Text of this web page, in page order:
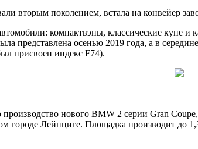
вторым поколением, встала на конвейер
компактвэны, классические
представлена осенью 2019 года, а в
присвоен индекс F74).
производство нового BMW 2 серии Gran
городе Лейпциге. Площадка производит до